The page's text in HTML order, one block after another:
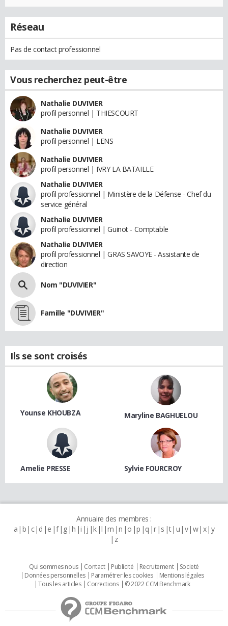
Réseau
Pas de contact professionnel
Vous recherchez peut-être
Nathalie DUVIVIER
profil personnel | THIESCOURT
Nathalie DUVIVIER
profil personnel | LENS
Nathalie DUVIVIER
profil personnel | IVRY LA BATAILLE
Nathalie DUVIVIER
profil professionnel | Ministère de la Défense - Chef du
service général
Nathalie DUVIVIER
profil professionnel | Guinot - Comptable
Nathalie DUVIVIER
profil professionnel | GRAS SAVOYE - Assistante de
direction
Nom "DUVIVIER"
Famille "DUVIVIER"
Ils se sont croisés
Younse KHOUBZA Maryline BAGHUELOU
Amelie PRESSE Sylvie FOURCROY
Annuaire des membres :
a b c d e f g h i j k l m n o p q r s t u v w x y
z
Qui sommes nous Contact Publicité Recrutement
Societé
Données personnelles
Paramétrer les cookies
Mentions légales
Tous les articles
Corrections © 2022 CCM Benchmark